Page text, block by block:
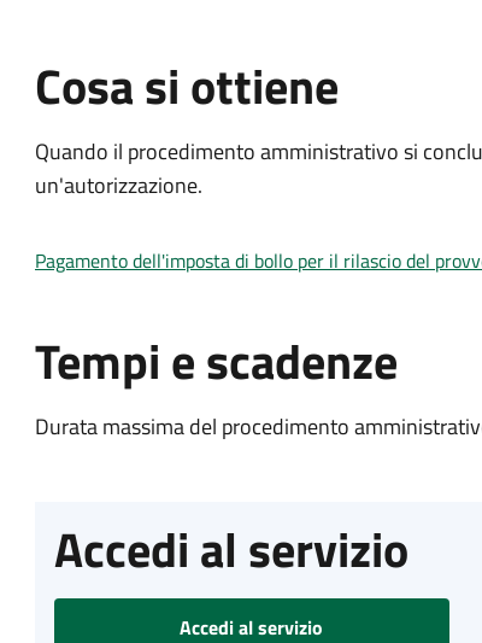
Cosa si ottiene
Quando il procedimento amministrativo si
un'autorizzazione.
Pagamento dell'imposta di bollo per il rilascio del
Tempi e scadenze
Durata massima del procedimento
Accedi al servizio
Accedi al servizio